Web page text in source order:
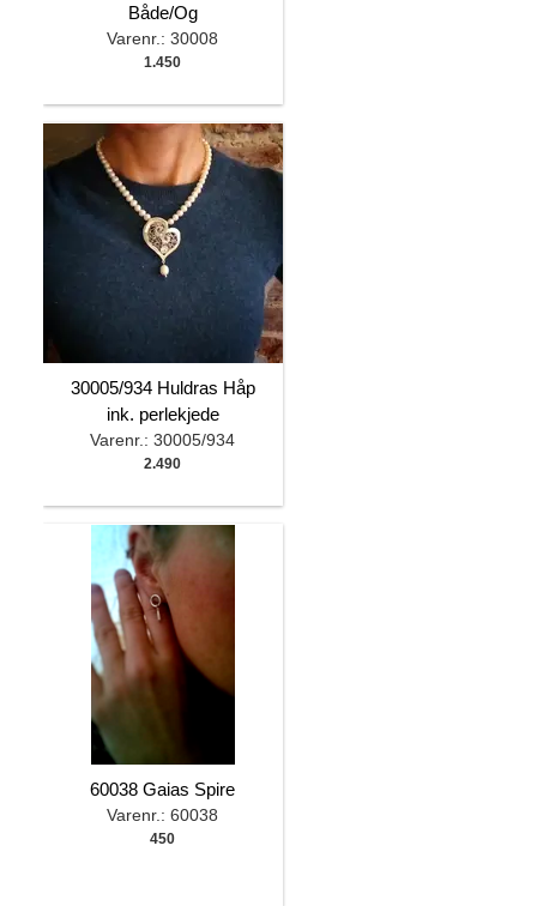
Både/Og
Varenr.: 30008
1.450
30005/934 Huldras Håp
ink. perlekjede
Varenr.: 30005/934
2.490
60038 Gaias Spire
Varenr.: 60038
450